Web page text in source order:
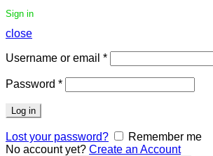
Sign in
close
Username or email *
Password *
Log in
Lost your password?
Remember me
No account yet? Create an Account